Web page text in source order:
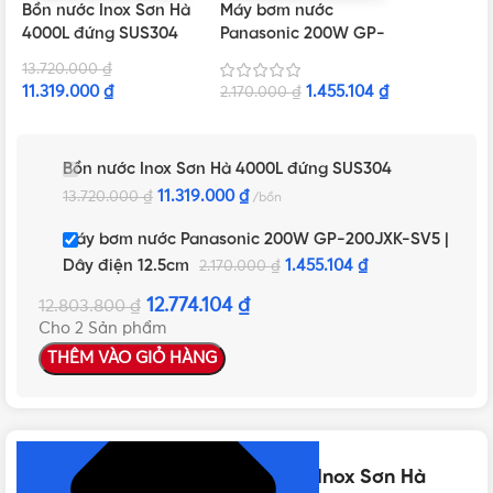
Bồn nước Inox Sơn Hà
4000L đứng SUS304
13.720.000₫
11.319.000 ₫
Máy bơm nước
Panasonic 200W GP-
điện 12.5cm
2.170.000₫ 1.455.104 ₫
Bồn nước Inox Sơn Hà 4000L đứng SUS304
13.720.000₫ 11.319.000 ₫ bồn
Máy bơm nước Panasonic 200W GP-200JXK-SV5 |
Dây điện 12.5cm
2.170.000₫ 1.455.104 ₫
12.803.800₫ 12.774.104 ₫
Cho 2 Sản phẩm
THÊM VÀO GIỎ HÀNG
Thông số kỹ thuật của Bồn nước Inox Sơn Hà
NHẤN ĐỂ XEM TIẾP (THU GỌN)